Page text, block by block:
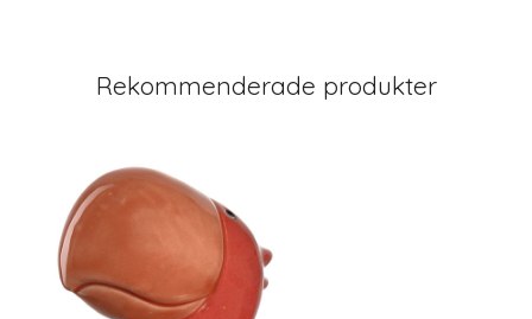
Rekommenderade produkter